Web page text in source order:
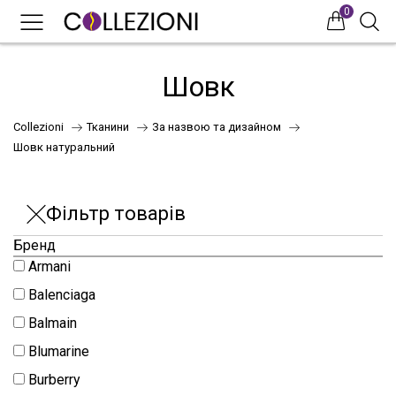
0
НОВИНКИ
Шовк
Collezioni Тканини
За назвою та дизайном
Шовк натуральний
Фільтр товарів
Бренд
Armani
Balenciaga
Balmain
Blumarine
Burberry